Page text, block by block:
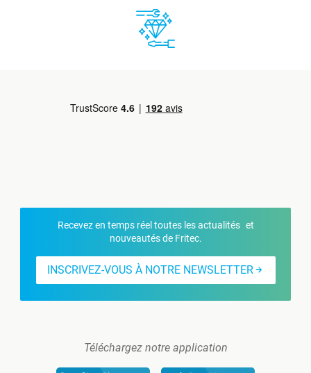
Recevez en temps réel toutes les actualités et
nouveautés de Fritec.
INSCRIVEZ-VOUS À NOTRE NEWSLETTER
Téléchargez notre application